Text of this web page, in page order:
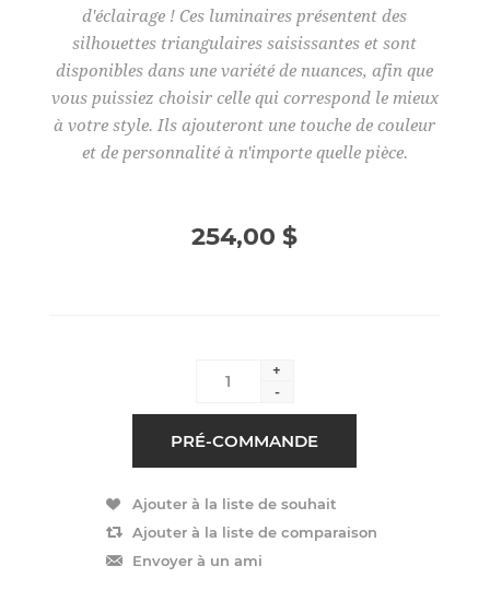
d'éclairage ! Ces luminaires présentent des
silhouettes triangulaires saisissantes et sont
disponibles dans une variété de nuances, afin que
vous puissiez choisir celle qui correspond le mieux
à votre style. Ils ajouteront une touche de couleur
et de personnalité à n'importe quelle pièce.
254,00 $
+
-